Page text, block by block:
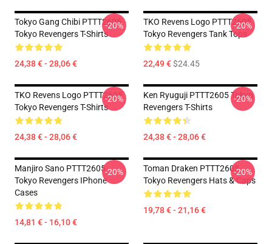
Tokyo Gang Chibi PTTT2605
Tokyo Revengers T-Shirts
24,38 € - 28,06 €
-20%
TKO Revens Logo PTTT2605
Tokyo Revengers Tank Tops
22,49 €$24.45
-20%
TKO Revens Logo PTTT2605
Tokyo Revengers T-Shirts
24,38 € - 28,06 €
-20%
Ken Ryuguji PTTT2605 Tokyo
Revengers T-Shirts
24,38 € - 28,06 €
-20%
Manjiro Sano PTTT2605
Tokyo Revengers IPhone
Cases
14,81 € - 16,10 €
-20%
Toman Draken PTTT2605
Tokyo Revengers Hats & Caps
19,78 € - 21,16 €
-20%